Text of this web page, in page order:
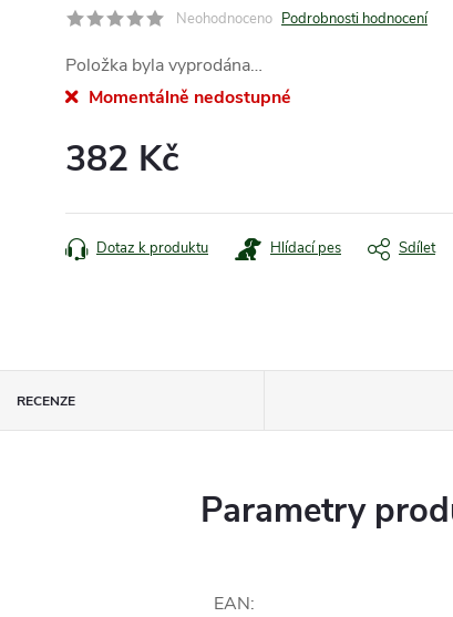
Neohodnoceno Podrobnosti hodnocení
Položka byla vyprodána…
Momentálně nedostupné
382 Kč
cena:
Dotaz k produktu Hlídací pes Sdílet
RECENZE
Parametry
EAN: